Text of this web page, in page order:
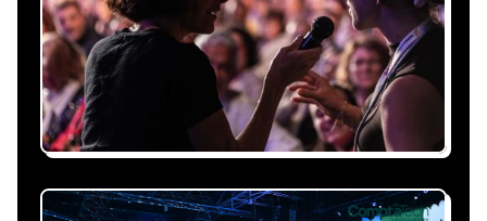
sous 24h avec une proposition
personnalisée, claire et adaptée à votre
événement et à vos contraintes.
Nous nous occupons de